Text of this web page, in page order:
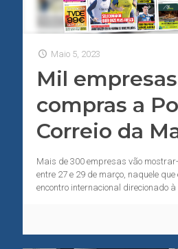
Maio 5, 2023
Mil
compras a
Correio da
Mais de 300 empresas vão
entre 27 e 29 de março, naquele
encontro internacional direcionado à